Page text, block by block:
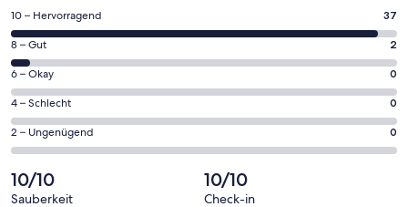
einem
neuen
Fenster
geöffnet
37
von
insgesamt
39
Gästebewertungen
haben
eine
Bewertung
von
10
10 – Hervorragend 37
2
von
insgesamt
39
Gästebewertungen
haben
Bewertung
von
8 – Gut 2
0
von
insgesamt
39
Gästebewertungen
haben
eine
6 – Okay 0
0
von
insgesamt
Gästebewertungen
haben
4 – Schlecht 0
0
von
insgesamt
39
2 – Ungenügend 0
10/10
Sauberkeit
10/10
Check-in